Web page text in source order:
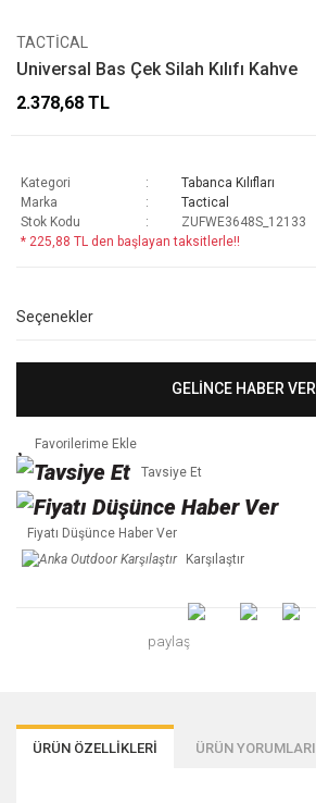
TACTICAL
Universal Bas Çek Silah Kılıfı Kahve
2.378,68 TL
Kategori
Tabanca Kılıfları
Marka
Tactical
Stok Kodu
ZUFWE3648S_12133
* 225,88 TL den başlayan taksitlerle!!
Seçenekler
GELİNCE HABER VER
Tavsiye Et
Fiyatı Düşünce Haber Ver
Karşılaştır
paylaş
ÜRÜN ÖZELLİKLERİ ÜRÜN YORUMLARI